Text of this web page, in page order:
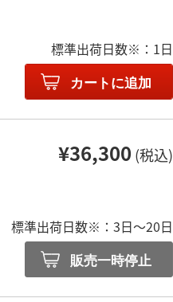
標準出荷日数※：1日
カートに追加
¥36,300 (税込)
標準出荷日数※：3日～20日
販売一時停止